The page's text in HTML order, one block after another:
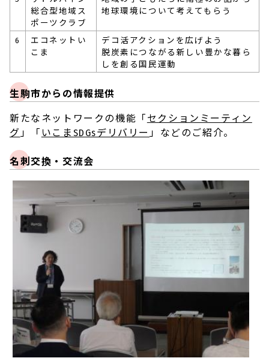
総合型地域ス
ポーツクラブ
地球環境について考えてもらう
6
エコネットい
こま
デコ活アクションを広げよう
脱炭素につながる新しい豊かな暮ら
しを創る国民運動
生駒市からの情報提供
新たなネットワークの機能「 セクションミーティン
グ 」「 いこまSDGsデリバリー 」などのご紹介。
名刺交換・交流会